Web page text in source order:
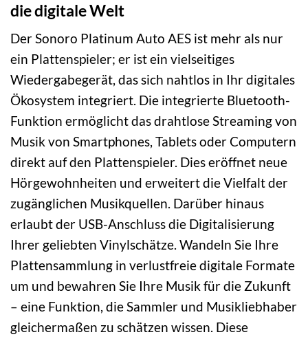
die digitale Welt
Der Sonoro Platinum Auto AES ist mehr als nur
ein Plattenspieler; er ist ein vielseitiges
Wiedergabegerät, das sich nahtlos in Ihr digitales
Ökosystem integriert. Die integrierte Bluetooth-
Funktion ermöglicht das drahtlose Streaming von
Musik von Smartphones, Tablets oder Computern
direkt auf den Plattenspieler. Dies eröffnet neue
Hörgewohnheiten und erweitert die Vielfalt der
zugänglichen Musikquellen. Darüber hinaus
erlaubt der USB-Anschluss die Digitalisierung
Ihrer geliebten Vinylschätze. Wandeln Sie Ihre
Plattensammlung in verlustfreie digitale Formate
um und bewahren Sie Ihre Musik für die Zukunft
– eine Funktion, die Sammler und Musikliebhaber
gleichermaßen zu schätzen wissen. Diese